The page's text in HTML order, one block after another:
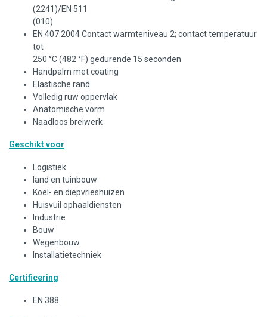
(2241)/EN 511
(010)
EN 407:2004 Contact warmteniveau 2; contact temperatuur
tot
250 °C (482 °F) gedurende 15 seconden
Handpalm met coating
Elastische rand
Volledig ruw oppervlak
Anatomische vorm
Naadloos breiwerk
Geschikt voor
Logistiek
land en tuinbouw
Koel- en diepvrieshuizen
Huisvuil ophaaldiensten
Industrie
Bouw
Wegenbouw
Installatietechniek
Certificering
EN 388